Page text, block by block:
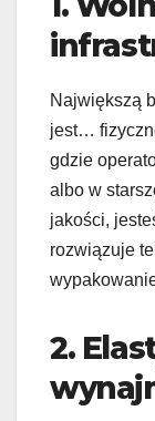
Największą
jest…
gdzie
albo w
jakości,
rozwiązuje
2.